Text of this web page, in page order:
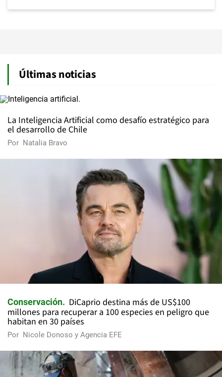
Últimas noticias
La Inteligencia Artificial como desafío estratégico para
el desarrollo de Chile
Por Natalia Bravo
Conservación
DiCaprio destina más de US$100
millones para recuperar a 100 especies en peligro que
habitan en 30 países
Por Nicole Donoso y Agencia EFE